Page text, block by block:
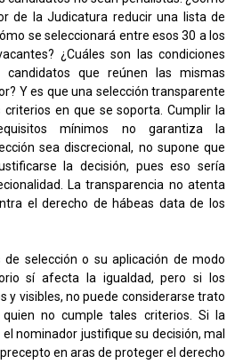
de la Judicatura reducir una lista de
se seleccionará entre esos 30 a los
¿Cuáles son las condiciones
que reúnen las mismas
Y es que una selección transparente
criterios en que se soporta. Cumplir la
mínimos no garantiza la
sea discrecional, no supone que
la decisión, pues eso sería
La transparencia no atenta
el derecho de hábeas data de los
de selección o su aplicación de modo
sí afecta la igualdad, pero si los
y visibles, no puede considerarse trato
no cumple tales criterios. Si la
nominador justifique su decisión, mal
en aras de proteger el derecho